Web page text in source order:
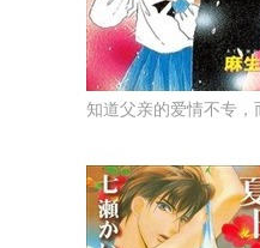
知道父亲的爱情不专，